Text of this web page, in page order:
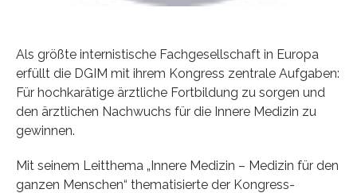
Als größte internistische Fachgesellschaft in Europa
erfüllt die DGIM mit ihrem Kongress zentrale Aufgaben:
Für hochkarätige ärztliche Fortbildung zu sorgen und
den ärztlichen Nachwuchs für die Innere Medizin zu
gewinnen.
Mit seinem Leitthema „Innere Medizin – Medizin für den
ganzen Menschen“ thematisierte der Kongress-